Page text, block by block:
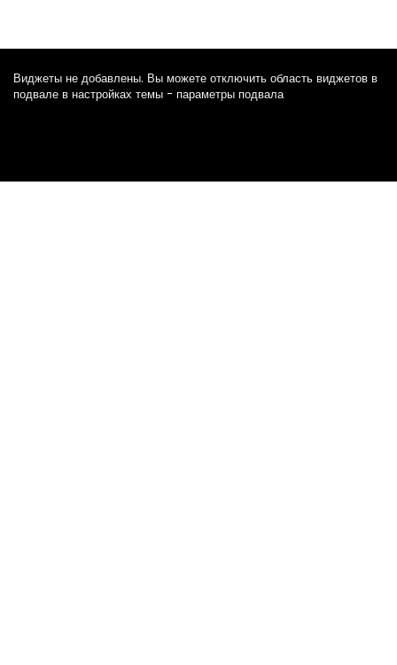
Виджеты не добавлены. Вы можете отключить область виджетов в
подвале в настройках темы - параметры подвала